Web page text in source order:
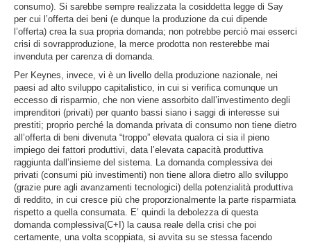
consumo). Si sarebbe sempre realizzata la cosiddetta legge di Say
per cui l’offerta dei beni (e dunque la produzione da cui dipende
l’offerta) crea la sua propria domanda; non potrebbe perciò mai esserci
crisi di sovrapproduzione, la merce prodotta non resterebbe mai
invenduta per carenza di domanda.
Per Keynes, invece, vi è un livello della produzione nazionale, nei
paesi ad alto sviluppo capitalistico, in cui si verifica comunque un
eccesso di risparmio, che non viene assorbito dall’investimento degli
imprenditori (privati) per quanto bassi siano i saggi di interesse sui
prestiti; proprio perché la domanda privata di consumo non tiene dietro
all’offerta di beni divenuta “troppo” elevata qualora ci sia il pieno
impiego dei fattori produttivi, data l’elevata capacità produttiva
raggiunta dall’insieme del sistema. La domanda complessiva dei
privati (consumi più investimenti) non tiene allora dietro allo sviluppo
(grazie pure agli avanzamenti tecnologici) della potenzialità produttiva
di reddito, in cui cresce più che proporzionalmente la parte risparmiata
rispetto a quella consumata. E’ quindi la debolezza di questa
domanda complessiva(C+I) la causa reale della crisi che poi
certamente, una volta scoppiata, si avvita su se stessa facendo